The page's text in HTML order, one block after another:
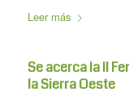
Leer más
Se acerca la II
la Sierra Oeste